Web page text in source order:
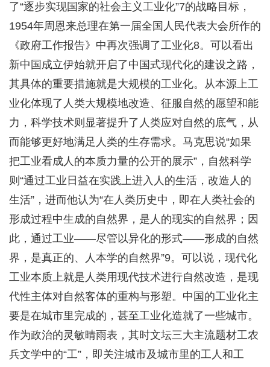
了“逐步实现国家的社会主义工业化”7的战略目标，
1954年周恩来总理在第一届全国人民代表大会所作的
《政府工作报告》中再次强调了工业化8。可以看出
新中国成立伊始就开启了中国式现代化的建设之路，
其具体的重要措施就是大规模的工业化。从本源上工
业化体现了人类大规模地改造、征服自然的愿望和能
力，科学技术则显著提升了人类应对自然的底气，从
而能够更好地满足人类的生存需求。马克思说“如果
把工业看成人的本质力量的公开的展示”，自然科学
则“通过工业日益在实践上进入人的生活，改造人的
生活”，进而他认为“在人类历史中，即在人类社会的
形成过程中生成的自然界，是人的现实的自然界；因
此，通过工业——尽管以异化的形式——形成的自然
界，是真正的、人本学的自然界”9。可以说，现代化
工业本质上就是人类用现代技术进行自然改造，是现
代性主体对自然客体的重构与形塑。中国的工业化主
要是在城市里完成的，甚至工业化造就了一些城市。
作为政治的灵敏晴雨表，其时文坛三大主流题材工农
兵文学中的“工”，即关注城市及城市里的工人和工